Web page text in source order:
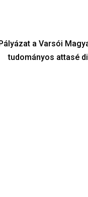
a Varsói
tudományos attasé